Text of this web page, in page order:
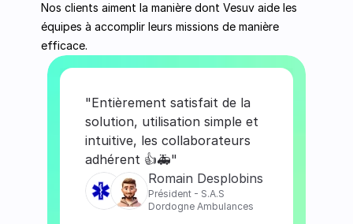
Nos clients aiment la manière dont Vesuv aide les
équipes à accomplir leurs missions de manière
efficace.
"Entièrement satisfait de la
solution, utilisation simple et
intuitive, les collaborateurs
adhérent 👍🚑"
Romain Desplobins
Président - S.A.S
Dordogne Ambulances